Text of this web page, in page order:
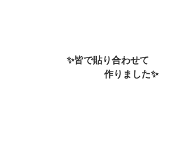
✨皆で貼り合わせて
作りました✨